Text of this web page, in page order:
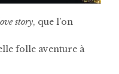
story, que l’on
folle aventure à